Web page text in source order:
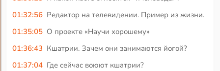
01:32:56 Редактор на телевидении. Пример из жизни.
01:35:05 О проекте «Научи хорошему»
01:36:43 Кшатрии. Зачем они занимаются йогой?
01:37:04 Где сейчас воюют кшатрии?